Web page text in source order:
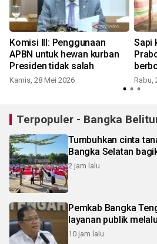
Komisi III: Penggunaan
APBN untuk hewan kurban
Presiden tidak salah
Kamis, 28 Mei 2026
Sapi
Rabu,
Terpopuler - Bangka
Tumbuhkan cinta
Bangka Selatan
2 jam lalu
Pemkab Bangka
layanan publik
10 jam lalu